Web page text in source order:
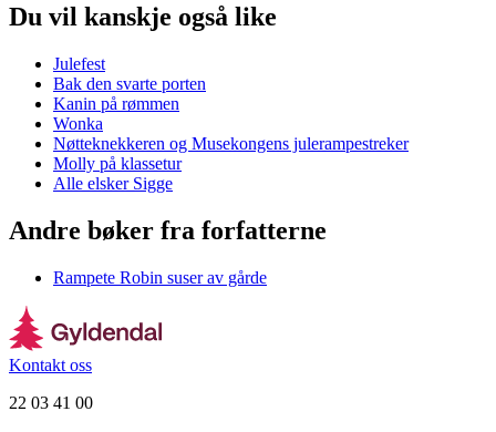
Du vil kanskje også like
Julefest
Bak den svarte porten
Kanin på rømmen
Wonka
Nøtteknekkeren og Musekongens julerampestreker
Molly på klassetur
Alle elsker Sigge
Andre bøker fra forfatterne
Rampete Robin suser av gårde
Kontakt oss
22 03 41 00